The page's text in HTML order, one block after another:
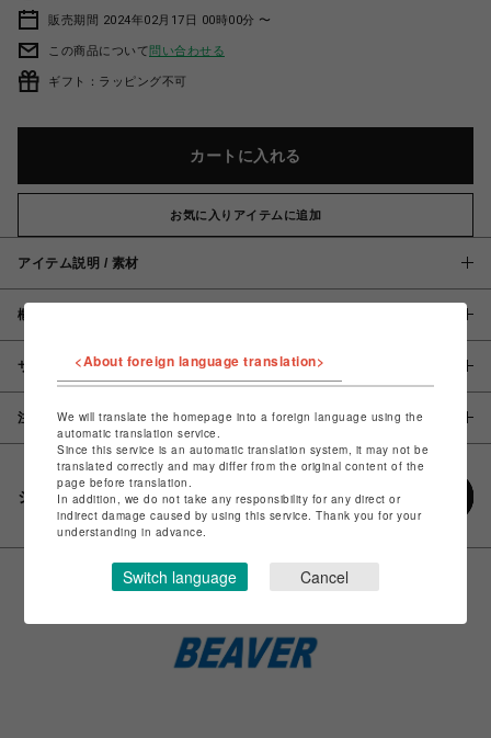
販売期間 2024年02月17日 00時00分 〜
この商品について問い合わせる
ギフト：ラッピング不可
カートに入れる
お気に入りアイテムに追加
アイテム説明 / 素材
概要
サイズ
注意事項
シェアする
<About foreign language translation>
We will translate the homepage into a foreign language using the
automatic translation service.
Since this service is an automatic translation system, it may not be
translated correctly and may differ from the original content of the
page before translation.
In addition, we do not take any responsibility for any direct or
indirect damage caused by using this service. Thank you for your
understanding in advance.
Switch language Cancel